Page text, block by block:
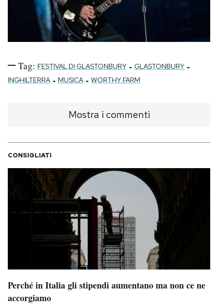
Tag: FESTIVAL DI GLASTONBURY - GLASTONBURY -
INGHILTERRA - MUSICA - WORTHY FARM
Mostra i commenti
CONSIGLIATI
Perché in Italia gli stipendi aumentano ma non ce ne
accorgiamo